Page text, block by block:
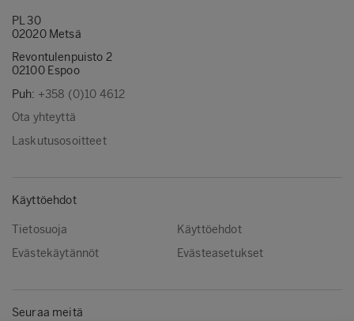
PL 30
02020 Metsä
Revontulenpuisto 2
02100 Espoo
Puh: +358 (0)10 4612
Ota yhteyttä
Laskutusosoitteet
Käyttöehdot
Tietosuoja
Käyttöehdot
Evästekäytännöt
Evästeasetukset
Seuraa meitä